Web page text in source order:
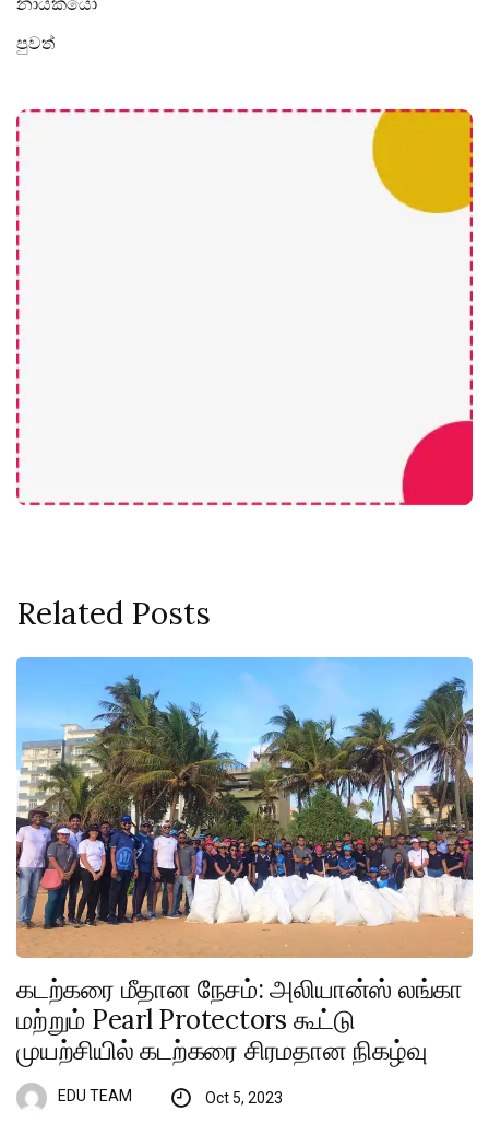
පුවත්
Related Posts
கடற்கரை மீதான நேசம்: அலியான்ஸ் லங்கா
மற்றும் Pearl Protectors கூட்டு
முயற்சியில் கடற்கரை சிரமதான நிகழ்வு
EDU TEAM Oct 5, 2023